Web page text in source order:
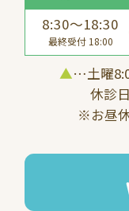
8:30～18:30
最終受付 18:00
▲…土曜
休診
※お昼